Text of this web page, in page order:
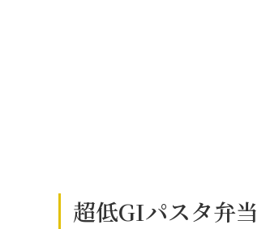
超低GIパスタ弁